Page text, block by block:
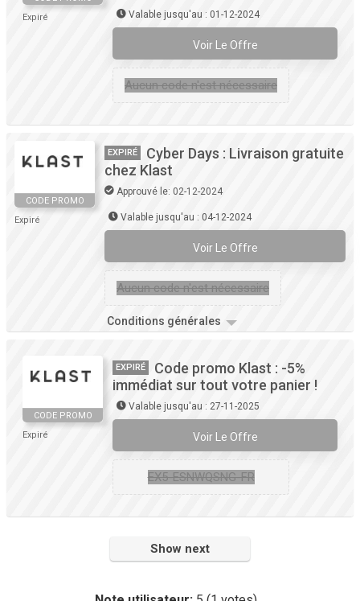
Expiré
Valable jusqu'au : 01-12-2024
Voir Le Offre
Aucun code n'est nécessaire
CODE PROMO
Expiré
EXPIRÉ
Cyber Days : Livraison gratuite
chez Klast
Approuvé le: 02-12-2024
Valable jusqu'au : 04-12-2024
Voir Le Offre
Aucun code n'est nécessaire
Conditions générales
CODE PROMO
Expiré
EXPIRÉ
Code promo Klast : -5%
immédiat sur tout votre panier !
Valable jusqu'au : 27-11-2025
Voir Le Offre
EX5-ESNWQSNG-FR
Show next